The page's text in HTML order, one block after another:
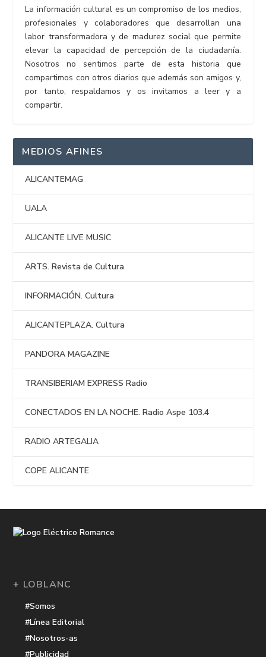
La información cultural es un compromiso de los medios,
profesionales y colaboradores que desarrollan una
labor transformadora y de madurez social que permite
elevar la capacidad de percepción de la ciudadanía.
Nosotros no sentimos parte de esta historia que
compartimos con otros diarios que además son amigos y,
por tanto, respaldamos y os invitamos a leer y a
compartir.
MEDIOS AFINES
ALICANTEMAG
UALA
ALICANTE LIVE MUSIC
ARTS. Revista de Cultura
INFORMACIÓN. Cultura
ALICANTEPLAZA. Cultura
PANDORA MAGAZINE
TRANSIBERIAM EXPRESS Radio
CONECTADOS EN LA NOCHE. Radio Aspe 103.4
RADIO ARTEGALIA
COPE ALICANTE
+ LOBLANC
#Somos
#Línea Editorial
#Nosotros-as
#Publicidad